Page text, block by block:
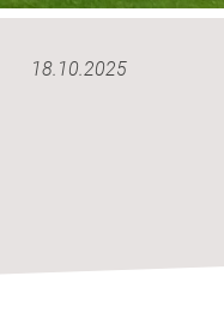
18.10.2025